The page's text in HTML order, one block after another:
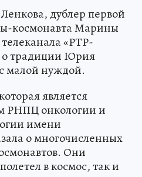
дублер первой
космонавта Марины
«РТР-
о традиции Юрия
малой нуждой.
является
РНПЦ онкологии и
имени
о многочисленных
Они
в космос, так и